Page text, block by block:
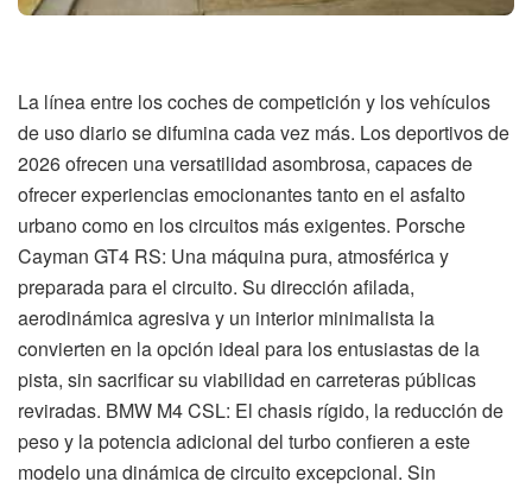
La línea entre los coches de competición y los vehículos
de uso diario se difumina cada vez más. Los deportivos de
2026 ofrecen una versatilidad asombrosa, capaces de
ofrecer experiencias emocionantes tanto en el asfalto
urbano como en los circuitos más exigentes. Porsche
Cayman GT4 RS: Una máquina pura, atmosférica y
preparada para el circuito. Su dirección afilada,
aerodinámica agresiva y un interior minimalista la
convierten en la opción ideal para los entusiastas de la
pista, sin sacrificar su viabilidad en carreteras públicas
reviradas. BMW M4 CSL: El chasis rígido, la reducción de
peso y la potencia adicional del turbo confieren a este
modelo una dinámica de circuito excepcional. Sin